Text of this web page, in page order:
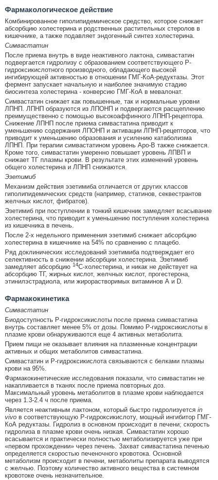
Фармакологическое действие
Комбинированное гиполипидемическое средство, которое снижает
абсорбцию холестерина и родственных растительных стеролов в
кишечнике, а также подавляет эндогенный синтез холестерина.
Симвастатин
После приема внутрь в виде неактивного лактона, симвастатин
подвергается гидролизу с образованием соответствующего Р-
гидроксикислотного производного, обладающего высокой
ингибирующей активностью в отношении ГМГ-КоА-редуктазы. Этот
фермент запускает начальную и наиболее значимую стадию
биосинтеза холестерина - конверсию ГМГ-КоА в мевалонат.
Симвастатин снижает как повышенные, так и нормальные уровни
ЛПНП. ЛПНП образуются из ЛПОНП и подвергаются расщеплению
преимущественно с помощью высокоаффинного ЛПНП-рецептора.
Снижение ЛПНП после приема симвастатина приводит к
уменьшению содержания ЛПОНП и активации ЛПНП-рецепторов, что
приводит к уменьшению образования и усилению катаболизма
ЛПНП. При терапии симвастатином уровень Apo-B также снижается.
Кроме того, симвастатин умеренно повышает уровень ЛПВП и
снижает ТГ плазмы крови. В результате этих изменений уровень
общего холестерина и ЛПНП снижаются.
Эзетимиб
Механизм действия эзетимиба отличается от других классов
гиполипидемических средств (например, статинов, секвестрантов
желчных кислот, фибратов).
Эзетимиб при поступлении в тонкий кишечник замедляет всасывание
холестерина, что приводит к уменьшению поступления холестерина
из кишечника в печень.
После 2-х недельного применения эзетимиб снижает абсорбцию
холестерина в кишечнике на 54% по сравнению с плацебо.
Ряд доклинических исследований эзетимиба подтверждает его
селективность в снижении абсорбции холестерина. Эзетимиб
замедляет абсорбцию 14С-холестерина, и никак не действует на
абсорбцию ТГ, жирных кислот, желчных кислот, прогестерона,
этинилэстрадиола, или жирорастворимых витаминов А и D.
Фармакокинетика
Симвастатин
Биодоступность Р-гидроксикислоты после приема симвастатина
внутрь составляет менее 5% от дозы. Помимо Р-гидроксикислоты в
плазме крови обнаруживаются еще 4 активных метаболита.
Прием пищи не оказывает влияния на плазменные концентрации
активных и общих метаболитов симвастатина.
Симвастатин и P-гидроксикислота связываются с белками плазмы
крови на 95%.
Фармакокинетические исследования показали, что симвастатин не
накапливается в тканях после приема повторных доз.
Максимальный уровень метаболитов в плазме крови наблюдается
через 1.3-2.4 ч после приема.
Является неактивным лактоном, который быстро гидролизуется in
vivo в соответствующую Р-гидроксикислоту, мощный ингибитор ГМГ-
КоА редуктазы. Гидролиз в основном происходит в печени; скорость
гидролиза в плазме крови очень низкая. Симвастатин хорошо
всасывается и практически полностью метаболизируется уже при
«первом прохождении» через печень. Захват симвастатина печенью
определяется скоростью печеночного кровотока. Основной
метаболизм происходит в печени, метаболиты препарата выводятся
с желчью. Поэтому количество активного вещества в системном
кровотоке очень незначительное.